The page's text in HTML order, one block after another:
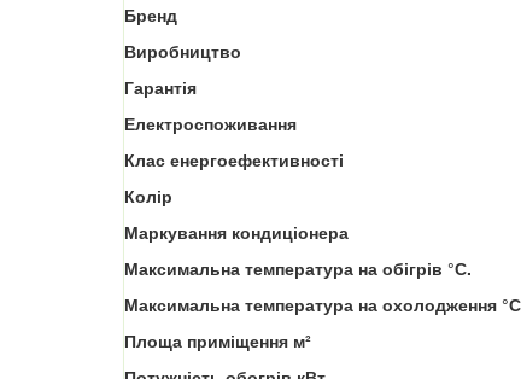
Бренд
Виробництво
Гарантія
Електроспоживання
Клас енергоефективності
Колір
Маркування кондиціонера
Максимальна температура на обігрів °С.
Максимальна температура на охолодження
Площа приміщення м²